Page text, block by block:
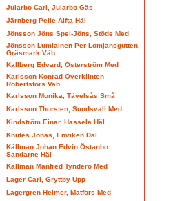
Jularbo Carl, Jularbo Gäs
Järnberg Pelle Alfta Häl
Jönsson Jöns Spel-Jöns, Stöde Med
Jönsson Lumiainen Per Lomjansgutten,
Gräsmark Väb
Kallberg Edvard, Österström Med
Karlsson Konrad Överklinten
Robertsfors Vab
Karlsson Monika, Tävelsås Små
Karlsson Thorsten, Sundsvall Med
Kindström Einar, Hassela Häl
Knutes Jonas, Enviken Dal
Källman Johan Edvin Östanbo
Sandarne Häl
Källman Manfred Tynderö Med
Lager Carl, Gryttby Upp
Lagergren Helmer, Matfors Med